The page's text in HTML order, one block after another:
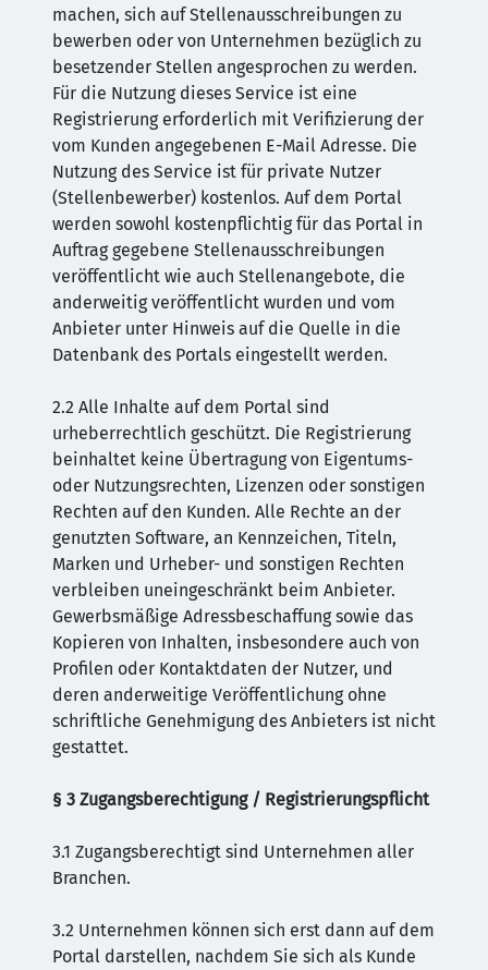
machen, sich auf Stellenausschreibungen zu
bewerben oder von Unternehmen bezüglich zu
besetzender Stellen angesprochen zu werden.
Für die Nutzung dieses Service ist eine
Registrierung erforderlich mit Verifizierung der
vom Kunden angegebenen E-Mail Adresse. Die
Nutzung des Service ist für private Nutzer
(Stellenbewerber) kostenlos. Auf dem Portal
werden sowohl kostenpflichtig für das Portal in
Auftrag gegebene Stellenausschreibungen
veröffentlicht wie auch Stellenangebote, die
anderweitig veröffentlicht wurden und vom
Anbieter unter Hinweis auf die Quelle in die
Datenbank des Portals eingestellt werden.
2.2 Alle Inhalte auf dem Portal sind
urheberrechtlich geschützt. Die Registrierung
beinhaltet keine Übertragung von Eigentums-
oder Nutzungsrechten, Lizenzen oder sonstigen
Rechten auf den Kunden. Alle Rechte an der
genutzten Software, an Kennzeichen, Titeln,
Marken und Urheber- und sonstigen Rechten
verbleiben uneingeschränkt beim Anbieter.
Gewerbsmäßige Adressbeschaffung sowie das
Kopieren von Inhalten, insbesondere auch von
Profilen oder Kontaktdaten der Nutzer, und
deren anderweitige Veröffentlichung ohne
schriftliche Genehmigung des Anbieters ist nicht
gestattet.
§ 3 Zugangsberechtigung / Registrierungspflicht
3.1 Zugangsberechtigt sind Unternehmen aller
Branchen.
3.2 Unternehmen können sich erst dann auf dem
Portal darstellen, nachdem Sie sich als Kunde